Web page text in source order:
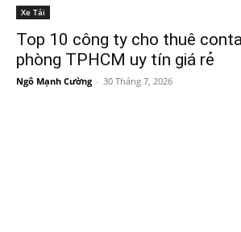
Xe Tải
Top 10 công ty cho thuê
phòng TPHCM uy tín giá rẻ
Ngô Mạnh Cường - 30 Tháng 7, 2026